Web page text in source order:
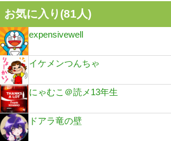
お気に入り(81人)
expensivewell
イケメンつんちゃ
にゃむこ＠読メ13年生
ドアラ竜の壁